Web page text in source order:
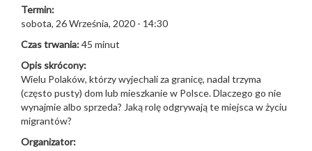
Termin:
sobota, 26 Września, 2020 - 14:30
Czas trwania:45 minut
Opis skrócony:
Wielu Polaków, którzy wyjechali za granicę, nadal trzyma
(często pusty) dom lub mieszkanie w Polsce. Dlaczego go nie
wynajmie albo sprzeda? Jaką rolę odgrywają te miejsca w życiu
migrantów?
Organizator: